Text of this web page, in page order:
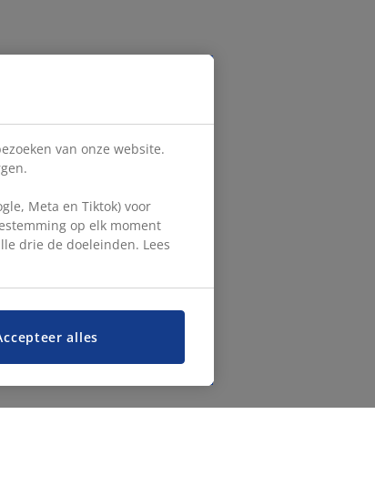
van onze website.
Meta en Tiktok) voor
op elk moment
drie de doeleinden. Lees
alles